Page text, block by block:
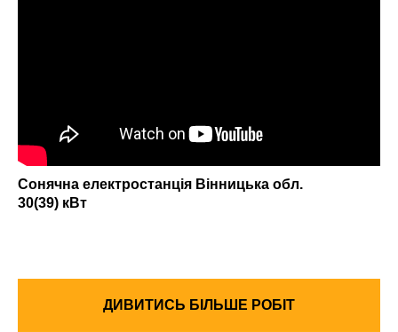
Сонячна електростанція Вінницька обл.
30(39) кВт
ДИВИТИСЬ БІЛЬШЕ РОБІТ